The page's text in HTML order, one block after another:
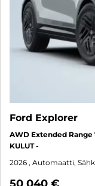
Ford Explorer
AWD Extended Range
KULUT -
2026 , Automaatti,
50 040 €